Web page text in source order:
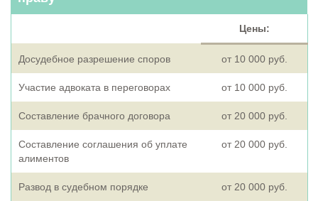
Цены:
Досудебное разрешение споров от 10 000 руб.
Участие адвоката в переговорах от 10 000 руб.
Составление брачного договора от 20 000 руб.
Составление соглашения об уплате
алиментов
от 20 000 руб.
Развод в судебном порядке от 20 000 руб.